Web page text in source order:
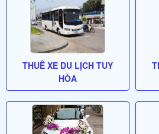
THUÊ XE DU LỊCH TUY
HÒA